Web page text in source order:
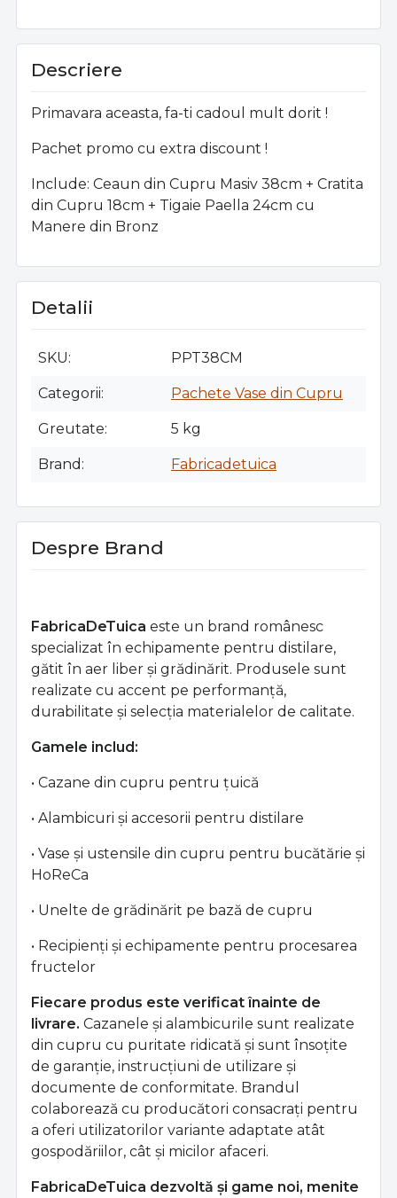
Paella 32cm cu
Manere din Bronz
Paella 28cm cu
Manere din Bronz
30-33
Oliviera
Descriere
Primavara aceasta, fa-ti cadoul mult dorit !
Pachet promo cu extra discount !
Include: Ceaun din Cupru Masiv 38cm + Cratita
din Cupru 18cm + Tigaie Paella 24cm cu
Manere din Bronz
Detalii
SKU PPT38CM
Categorii Pachete Vase din Cupru
Greutate 5 kg
Brand Fabricadetuica
Despre Brand
FabricaDeTuica este un brand românesc
specializat în echipamente pentru distilare,
gătit în aer liber și grădinărit. Produsele sunt
realizate cu accent pe performanță,
durabilitate și selecția materialelor de calitate.
Gamele includ:
• Cazane din cupru pentru țuică
• Alambicuri și accesorii pentru distilare
• Vase și ustensile din cupru pentru bucătărie și
HoReCa
• Unelte de grădinărit pe bază de cupru
• Recipienți și echipamente pentru procesarea
fructelor
Fiecare produs este verificat înainte de
livrare. Cazanele și alambicurile sunt realizate
din cupru cu puritate ridicată și sunt însoțite
de garanție, instrucțiuni de utilizare și
documente de conformitate. Brandul
colaborează cu producători consacrați pentru
a oferi utilizatorilor variante adaptate atât
gospodăriilor, cât și micilor afaceri.
FabricaDeTuica dezvoltă și game noi, menite